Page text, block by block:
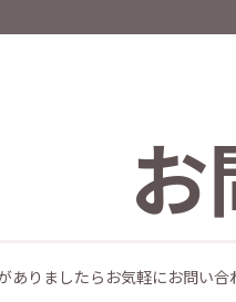
ありましたらお気軽にお問い合